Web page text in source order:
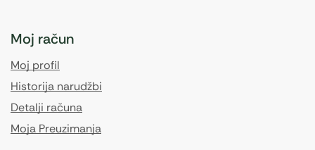
Moj račun
Moj profil
Historija narudžbi
Detalji računa
Moja Preuzimanja